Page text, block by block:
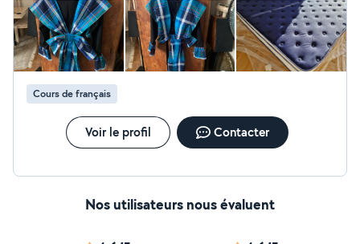
Cours de français
Voir le profil Contacter
Nos utilisateurs nous évaluent